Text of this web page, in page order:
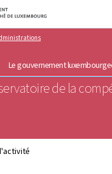
Aller au menu principal
Aller au contenu
Le gouvernement
de la